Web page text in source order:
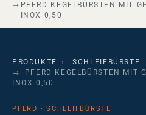
PFERD KEGELBÜRSTEN MIT
INOX 0,50
PRODUKTE
SCHLEIFBÜRSTE
PFERD KEGELBÜRSTEN MIT
INOX 0,50
PFERD · SCHLEIFBÜRSTE